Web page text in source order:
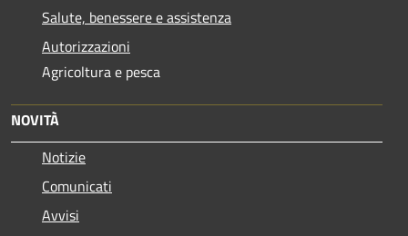
Salute, benessere e assistenza
Autorizzazioni
Agricoltura e pesca
NOVITÀ
Notizie
Comunicati
Avvisi